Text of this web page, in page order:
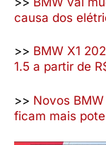
causa dos
>> BMW X1
1.5 a partir de
>> Novos
ficam mais